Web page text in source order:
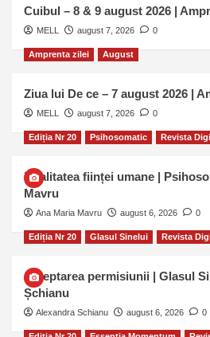
Cuibul – 8 & 9 august 2026 |
MELL august 7, 2026 0
Amprenta zilei August
Ziua lui De ce – 7 august 2026 |
MELL august 7, 2026 0
Ediția Nr 20 Psihosomatic Revista
Dualitatea ființei umane |
Mavru
Ana Maria Mavru august 6, 2026 0
Ediția Nr 20 Glasul Sinelui Revista
Așteptarea permisiunii | Glasul
Șchianu
Alexandra Schianu august 6, 2026 0